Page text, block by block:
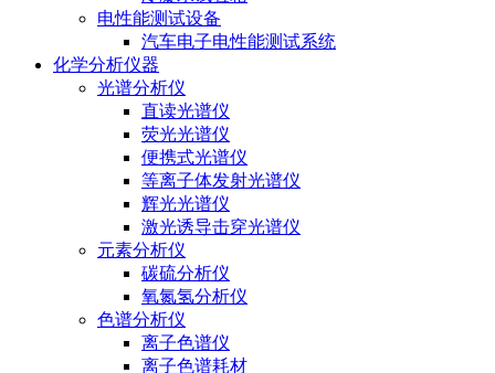
电性能测试设备
汽车电子电性能测试系统
化学分析仪器
光谱分析仪
直读光谱仪
荧光光谱仪
便携式光谱仪
等离子体发射光谱仪
辉光光谱仪
激光诱导击穿光谱仪
元素分析仪
碳硫分析仪
氧氮氢分析仪
色谱分析仪
离子色谱仪
离子色谱耗材